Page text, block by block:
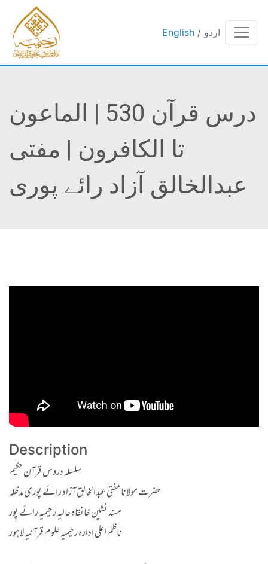
English / اردو
درس قرآن 530 | الماعون
تا الکافرون | مفتی
عبدالخالق آزاد رائے پوری
Description
سلسلہ دروس قرآنِ حکیم
حضرت مولانا مفتی عبدالخالق آزاد رائے پوری مدظلہ
مسند نشین خانقاہ عالیہ رحیمیہ رائے پور
ناظم اعلی ادارہ رحیمیہ علوم قرآنیہ لاہور